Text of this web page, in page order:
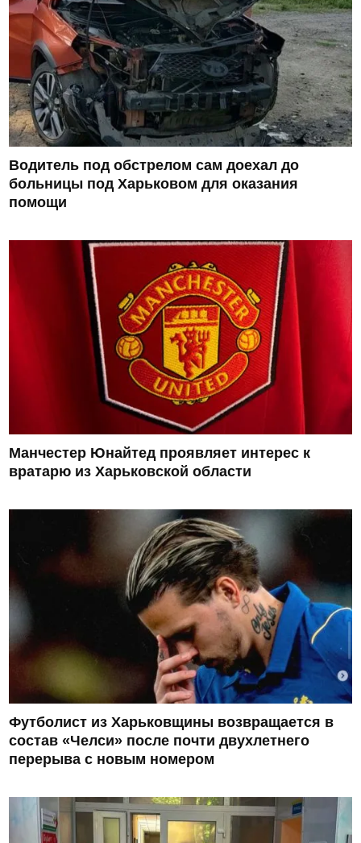
Водитель под обстрелом сам доехал до
больницы под Харьковом для оказания
помощи
Манчестер Юнайтед проявляет интерес к
вратарю из Харьковской области
Футболист из Харьковщины возвращается в
состав «Челси» после почти двухлетнего
перерыва с новым номером